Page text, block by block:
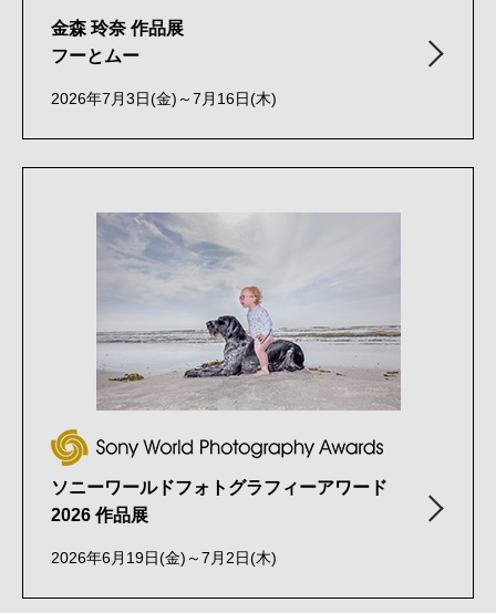
金森 玲奈 作品展
フーとムー
2026年7月3日(金)～7月16日(木)
ソニーワールドフォトグラフィーアワード
2026 作品展
2026年6月19日(金)～7月2日(木)